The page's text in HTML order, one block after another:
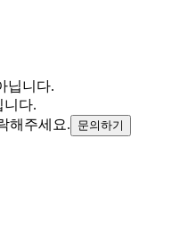
닙니다.
니다.
해주세요.
문의하기